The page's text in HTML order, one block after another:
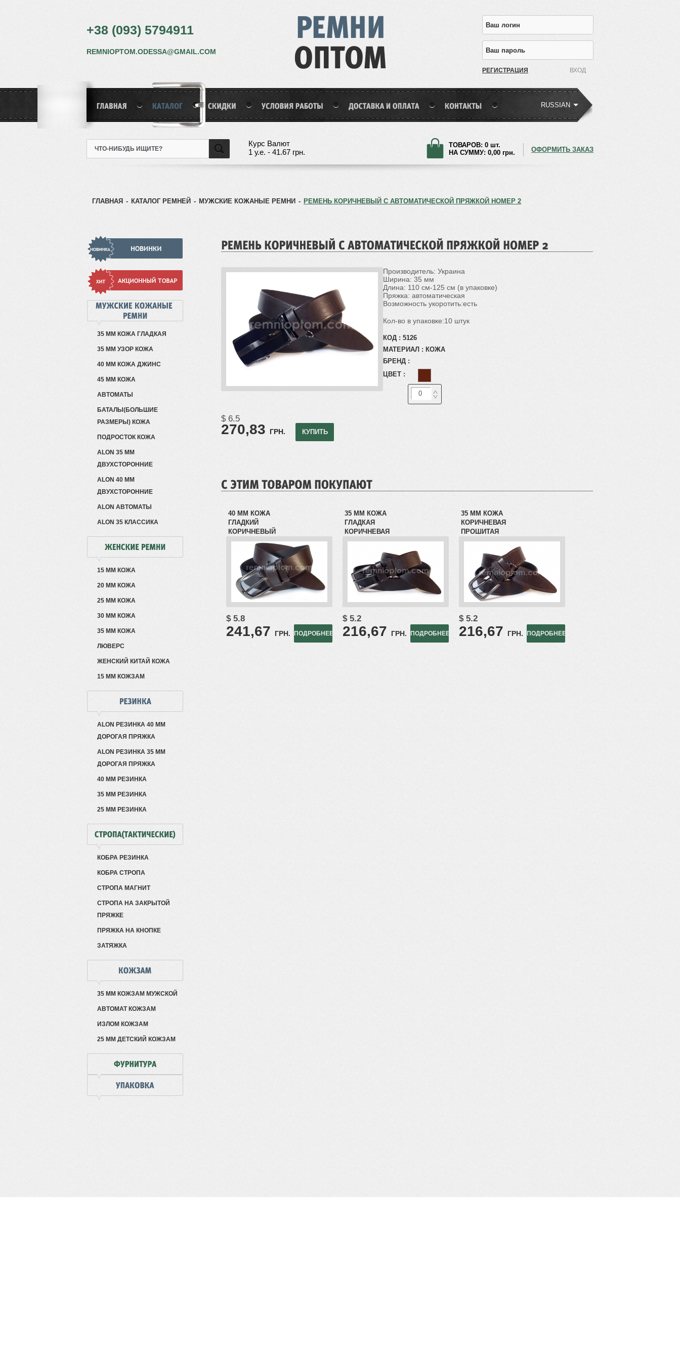
+38 (093) 5794911
REMNIOPTOM.ODESSA@GMAIL.COM
РЕГИСТРАЦИЯ
RUSSIAN
Курс Валют
1 у.е. - 41.67 грн.
ТОВАРОВ: 0 шт.
НА СУММУ: 0,00 грн. ОФОРМИТЬ ЗАКАЗ
ГЛАВНАЯ - КАТАЛОГ РЕМНЕЙ - МУЖСКИЕ КОЖАНЫЕ РЕМНИ - РЕМЕНЬ КОРИЧНЕВЫЙ С АВТОМАТИЧЕСКОЙ ПРЯЖКОЙ НОМЕР 2
35 ММ КОЖА ГЛАДКАЯ
35 ММ УЗОР КОЖА
40 ММ КОЖА ДЖИНС
45 ММ КОЖА
АВТОМАТЫ
БАТАЛЫ(БОЛЬШИЕ
РАЗМЕРЫ) КОЖА
ПОДРОСТОК КОЖА
ALON 35 ММ
ДВУХСТОРОННИЕ
ALON 40 ММ
ДВУХСТОРОННИЕ
ALON АВТОМАТЫ
ALON 35 КЛАССИКА
15 ММ КОЖА
20 ММ КОЖА
25 ММ КОЖА
30 ММ КОЖА
35 ММ КОЖА
ЛЮВЕРС
ЖЕНСКИЙ КИТАЙ КОЖА
15 ММ КОЖЗАМ
ALON РЕЗИНКА 40 ММ
ДОРОГАЯ ПРЯЖКА
ALON РЕЗИНКА 35 ММ
ДОРОГАЯ ПРЯЖКА
40 ММ РЕЗИНКА
35 ММ РЕЗИНКА
25 ММ РЕЗИНКА
КОБРА РЕЗИНКА
КОБРА СТРОПА
СТРОПА МАГНИТ
СТРОПА НА ЗАКРЫТОЙ
ПРЯЖКЕ
ПРЯЖКА НА КНОПКЕ
ЗАТЯЖКА
35 ММ КОЖЗАМ МУЖСКОЙ
АВТОМАТ КОЖЗАМ
ИЗЛОМ КОЖЗАМ
25 ММ ДЕТСКИЙ КОЖЗАМ
Производитель: Украина
Ширина: 35 мм
Длина: 110 см-125 см (в упаковке)
Пряжка: автоматическая
Возможность укоротить:есть
Кол-во в упаковке:10 штук
КОД : 5126
МАТЕРИАЛ : КОЖА
БРЕНД :
ЦВЕТ :
$ 6.5
270,83 ГРН. КУПИТЬ
40 ММ КОЖА
ГЛАДКИЙ
КОРИЧНЕВЫЙ
$ 5.8
241,67 ГРН. ПОДРОБНЕЕ
35 ММ КОЖА
ГЛАДКАЯ
КОРИЧНЕВАЯ
$ 5.2
216,67 ГРН. ПОДРОБНЕЕ
35 ММ КОЖА
КОРИЧНЕВАЯ
ПРОШИТАЯ
$ 5.2
216,67 ГРН. ПОДРОБНЕЕ